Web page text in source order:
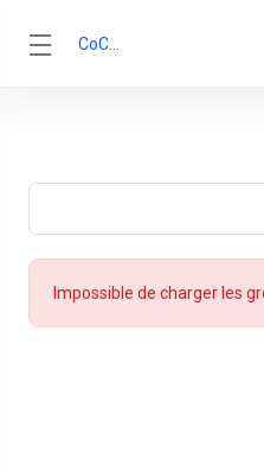
CoCCA
Impossible de charger les